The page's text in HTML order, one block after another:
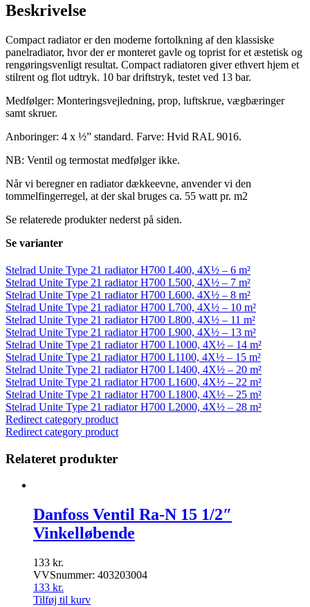
m²
antal
Beskrivelse
Compact radiator er den moderne fortolkning af den klassiske
panelradiator, hvor der er monteret gavle og toprist for et æstetisk og
rengøringsvenligt resultat. Compact radiatoren giver ethvert hjem et
stilrent og flot udtryk. 10 bar driftstryk, testet ved 13 bar.
Medfølger: Monteringsvejledning, prop, luftskrue, vægbæringer
samt skruer.
Anboringer: 4 x ½” standard. Farve: Hvid RAL 9016.
NB: Ventil og termostat medfølger ikke.
Når vi beregner en radiator dækkeevne, anvender vi den
tommelfingerregel, at der skal bruges ca. 55 watt pr. m2
Se relaterede produkter nederst på siden.
Se varianter
Stelrad Unite Type 21 radiator H700 L400, 4X½ – 6 m²
Stelrad Unite Type 21 radiator H700 L500, 4X½ – 7 m²
Stelrad Unite Type 21 radiator H700 L600, 4X½ – 8 m²
Stelrad Unite Type 21 radiator H700 L700, 4X½ – 10 m²
Stelrad Unite Type 21 radiator H700 L800, 4X½ – 11 m²
Stelrad Unite Type 21 radiator H700 L900, 4X½ – 13 m²
Stelrad Unite Type 21 radiator H700 L1000, 4X½ – 14 m²
Stelrad Unite Type 21 radiator H700 L1100, 4X½ – 15 m²
Stelrad Unite Type 21 radiator H700 L1400, 4X½ – 20 m²
Stelrad Unite Type 21 radiator H700 L1600, 4X½ – 22 m²
Stelrad Unite Type 21 radiator H700 L1800, 4X½ – 25 m²
Stelrad Unite Type 21 radiator H700 L2000, 4X½ – 28 m²
Redirect category product
Redirect category product
Relateret produkter
Danfoss Ventil Ra-N 15 1/2″
Vinkelløbende
133 kr.
VVSnummer: 403203004
133 kr.
Tilføj til kurv